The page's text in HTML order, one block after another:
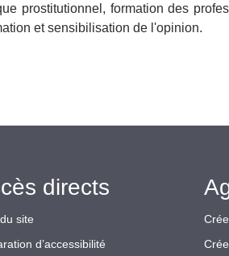
prostitutionnel, formation des
et sensibilisation de l'opinion.
directs
site
d’accessibilité